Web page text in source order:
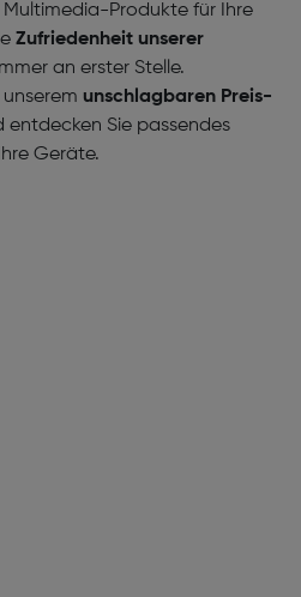
Multimedia-Produkte für Ihre
Zufriedenheit unserer
an erster Stelle.
unschlagbaren Preis-
entdecken Sie passendes
Geräte.